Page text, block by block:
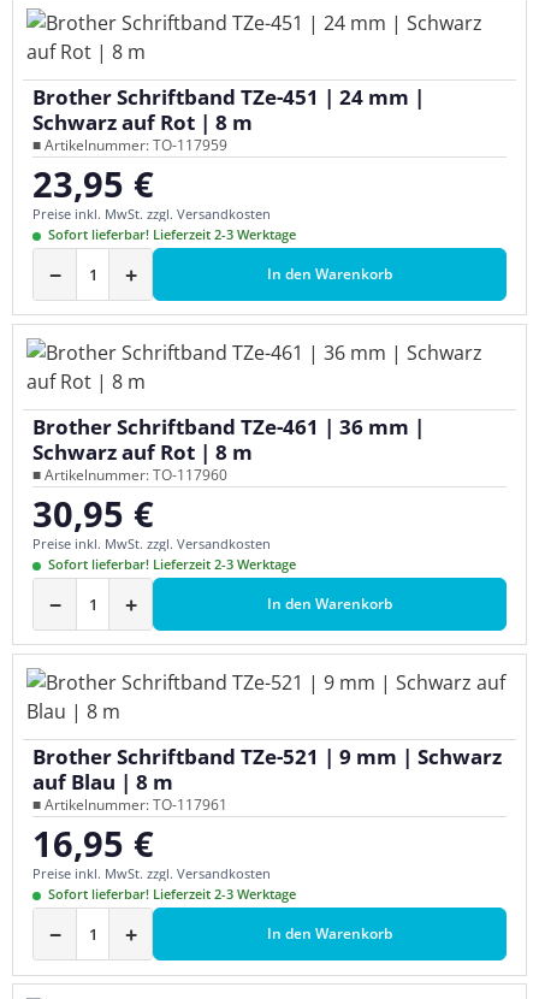
Brother Schriftband TZe-451 | 24 mm |
Schwarz auf Rot | 8 m
■ Artikelnummer: TO-117959
Regulärer Preis:
23,95 €
Preise inkl. MwSt. zzgl. Versandkosten
Sofort lieferbar! Lieferzeit 2-3 Werktage
− + In den Warenkorb
Brother Schriftband TZe-461 | 36 mm |
Schwarz auf Rot | 8 m
■ Artikelnummer: TO-117960
Regulärer Preis:
30,95 €
Preise inkl. MwSt. zzgl. Versandkosten
Sofort lieferbar! Lieferzeit 2-3 Werktage
− + In den Warenkorb
Brother Schriftband TZe-521 | 9 mm | Schwarz
auf Blau | 8 m
■ Artikelnummer: TO-117961
Regulärer Preis:
16,95 €
Preise inkl. MwSt. zzgl. Versandkosten
Sofort lieferbar! Lieferzeit 2-3 Werktage
− + In den Warenkorb